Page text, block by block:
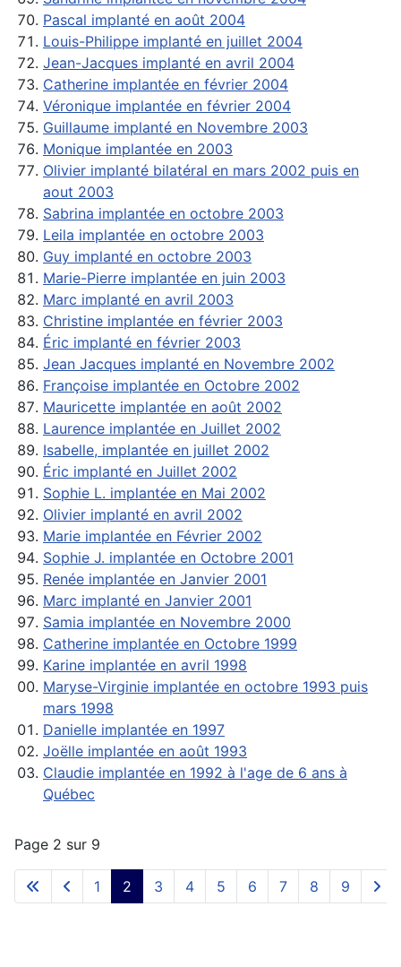
Pascal implanté en août 2004
Louis-Philippe implanté en juillet 2004
Jean-Jacques implanté en avril 2004
Catherine implantée en février 2004
Véronique implantée en février 2004
Guillaume implanté en Novembre 2003
Monique implantée en 2003
Olivier implanté bilatéral en mars 2002 puis en
aout 2003
Sabrina implantée en octobre 2003
Leila implantée en octobre 2003
Guy implanté en octobre 2003
Marie-Pierre implantée en juin 2003
Marc implanté en avril 2003
Christine implantée en février 2003
Éric implanté en février 2003
Jean Jacques implanté en Novembre 2002
Françoise implantée en Octobre 2002
Mauricette implantée en août 2002
Laurence implantée en Juillet 2002
Isabelle, implantée en juillet 2002
Éric implanté en Juillet 2002
Sophie L. implantée en Mai 2002
Olivier implanté en avril 2002
Marie implantée en Février 2002
Sophie J. implantée en Octobre 2001
Renée implantée en Janvier 2001
Marc implanté en Janvier 2001
Samia implantée en Novembre 2000
Catherine implantée en Octobre 1999
Karine implantée en avril 1998
Maryse-Virginie implantée en octobre 1993 puis
mars 1998
Danielle implantée en 1997
Joëlle implantée en août 1993
Claudie implantée en 1992 à l'age de 6 ans à
Québec
Page 2 sur 9
1 2 3 4 5 6 7 8 9